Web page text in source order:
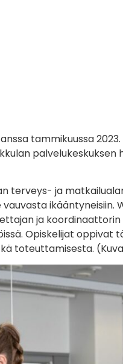
tammikuussa
palvelukeskuksen
terveys- ja
ikääntyneisiin.
ja koordinaattorin
Opiskelijat
toteuttamisesta. (Kuva